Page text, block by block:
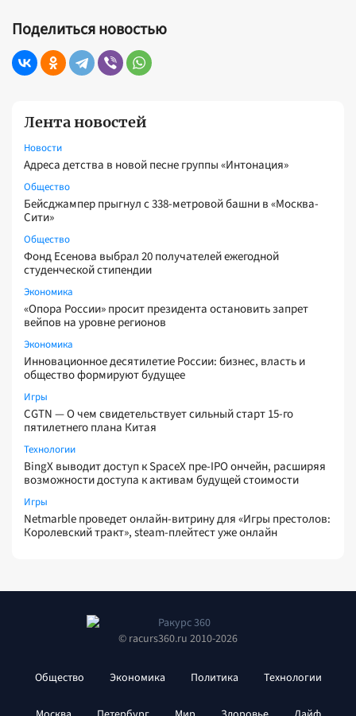
Лента новостей
Новости
Адреса детства в новой песне группы «Интонация»
Общество
Бейсджампер прыгнул с 338-метровой башни в «Москва-
Сити»
Общество
Фонд Есенова выбрал 20 получателей ежегодной
студенческой стипендии
Экономика
«Опора России» просит президента остановить запрет
вейпов на уровне регионов
Экономика
Инновационное десятилетие России: бизнес, власть и
общество формируют будущее
Игры
CGTN — О чем свидетельствует сильный старт 15-го
пятилетнего плана Китая
Технологии
BingX выводит доступ к SpaceX пре-IPO ончейн, расширяя
возможности доступа к активам будущей стоимости
Игры
Netmarble проведет онлайн-витрину для «Игры престолов:
Королевский тракт», steam-плейтест уже онлайн
Поделиться новостью
© racurs360.ru 2010-2026
Общество Экономика Политика Технологии